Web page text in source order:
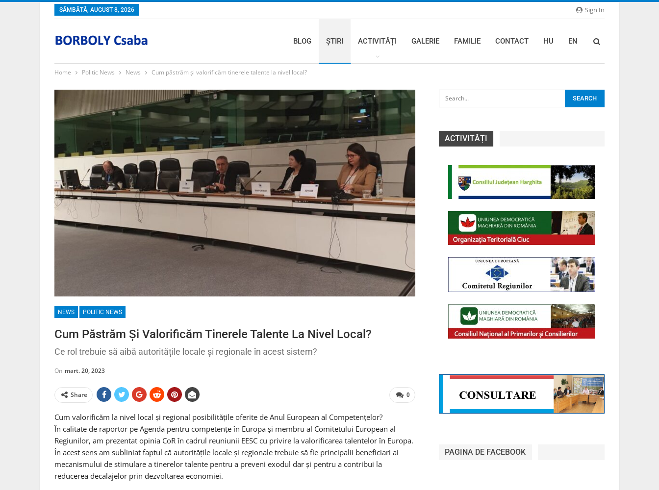
Sign In
SÂMBĂTĂ, AUGUST 8, 2026
BLOG ȘTIRI ACTIVITĂȚI GALERIE FAMILIE CONTACT HU EN
Home Politic News News Cum păstrăm și valorificăm tinerele talente la nivel local?
NEWS POLITIC NEWS
Cum Păstrăm Și Valorificăm Tinerele Talente La Nivel Local?
Ce rol trebuie să aibă autoritățile locale și regionale în acest sistem?
On mart. 20, 2023
0
Share
Cum valorificăm la nivel local și regional posibilitățile oferite de Anul European al Competențelor?
În calitate de raportor pe Agenda pentru competențe în Europa și membru al Comitetului European al
Regiunilor, am prezentat opinia CoR în cadrul reuniunii EESC cu privire la valorificarea talentelor în Europa.
În acest sens am subliniat faptul că autoritățile locale și regionale trebuie să fie principalii beneficiari ai
mecanismului de stimulare a tinerelor talente pentru a preveni exodul dar și pentru a contribui la
reducerea decalajelor prin dezvoltarea economiei.
ACTIVITĂȚI
PAGINA DE FACEBOOK